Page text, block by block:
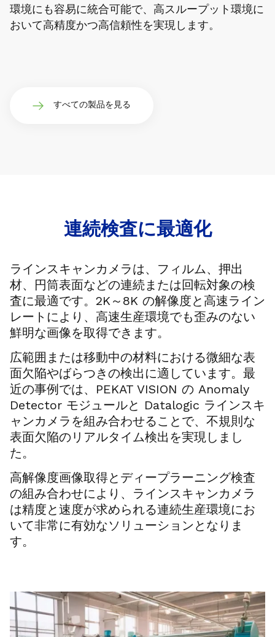
環境にも容易に統合可能で、高スループット環境に
おいて高精度かつ高信頼性を実現します。
すべての製品を見る
連続検査に最適化
ラインスキャンカメラは、フィルム、押出
材、円筒表面などの連続または回転対象の検
査に最適です。2K～8K の解像度と高速ライン
レートにより、高速生産環境でも歪みのない
鮮明な画像を取得できます。
広範囲または移動中の材料における微細な表
面欠陥やばらつきの検出に適しています。最
近の事例では、PEKAT VISION の Anomaly
Detector モジュールと Datalogic ラインスキ
ャンカメラを組み合わせることで、不規則な
表面欠陥のリアルタイム検出を実現しまし
た。
高解像度画像取得とディープラーニング検査
の組み合わせにより、ラインスキャンカメラ
は精度と速度が求められる連続生産環境にお
いて非常に有効なソリューションとなりま
す。